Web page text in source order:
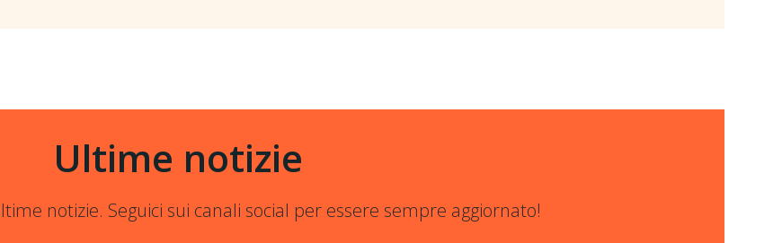
Ultime notizie
notizie. Seguici sui canali social per essere sempre aggiornato!